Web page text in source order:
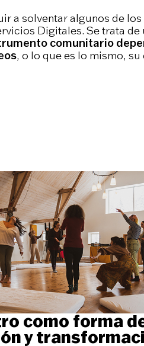
a solventar algunos de los
Digitales. Se trata de
comunitario
, o lo que es lo mismo, su
como forma
y